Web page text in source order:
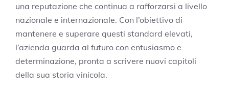
una reputazione che continua a rafforzarsi a livello
nazionale e internazionale. Con l’obiettivo di
mantenere e superare questi standard elevati,
l’azienda guarda al futuro con entusiasmo e
determinazione, pronta a scrivere nuovi capitoli
della sua storia vinicola.